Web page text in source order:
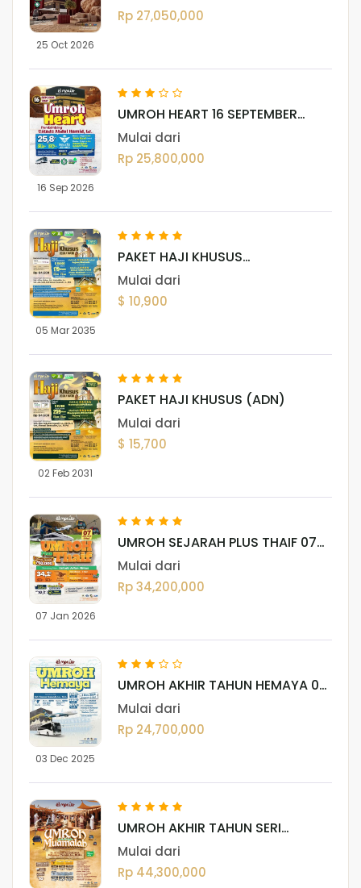
25 Oct 2026
Rp 27,050,000
16 Sep 2026
UMROH HEART 16 SEPTEMBER
2026
Mulai dari
Rp 25,800,000
05 Mar 2035
PAKET HAJI KHUSUS
(DARUSSALAM)
Mulai dari
$ 10,900
02 Feb 2031
PAKET HAJI KHUSUS (ADN)
Mulai dari
$ 15,700
07 Jan 2026
UMROH SEJARAH PLUS THAIF 07
JANUARI 2026
Mulai dari
Rp 34,200,000
03 Dec 2025
UMROH AKHIR TAHUN HEMAYA 06
- 03 DESEMBER 2025
Mulai dari
Rp 24,700,000
UMROH AKHIR TAHUN SERI
MUAMALAH 22 DESEMBER 2025
Mulai dari
Rp 44,300,000